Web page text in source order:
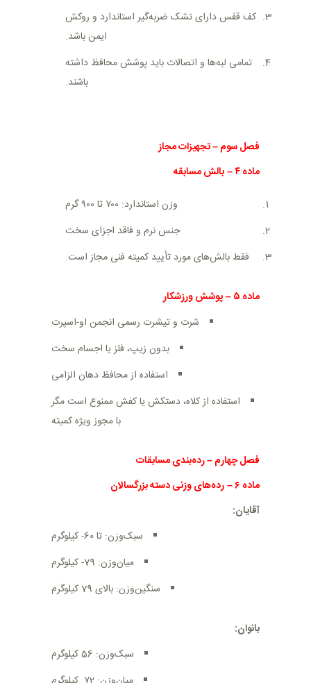
کف قفس دارای تشک ضربه‌گیر استاندارد و روکش
ایمن باشد.
تمامی لبه‌ها و اتصالات باید پوشش محافظ داشته
باشند.
فصل سوم–تجهیزات مجاز
ماده۴–بالش مسابقه
وزن استاندارد: ۷۰۰ تا ۹۰۰ گرم
جنس نرم و فاقد اجزای سخت
فقط بالش‌های مورد تأیید کمیته فنی مجاز است.
ماده ۵–پوشش ورزشکار
شرت و تیشرت رسمی انجمن او-اسپرت
بدون زیپ، فلز یا اجسام سخت
استفاده از محافظ دهان الزامی
استفاده از کلاه، دستکش یا کفش ممنوع است مگر
با مجوز ویژه کمیته
فصل چهارم–رده‌بندی مسابقات
ماده ۶–رده‌های وزنی دسته بزرگسالان
آقایان:
سبک‌وزن: تا 60- کیلوگرم
میان‌وزن: 79- کیلوگرم
سنگین‌وزن: بالای 79 کیلوگرم
بانوان:
سبک‌وزن: 56 کیلوگرم